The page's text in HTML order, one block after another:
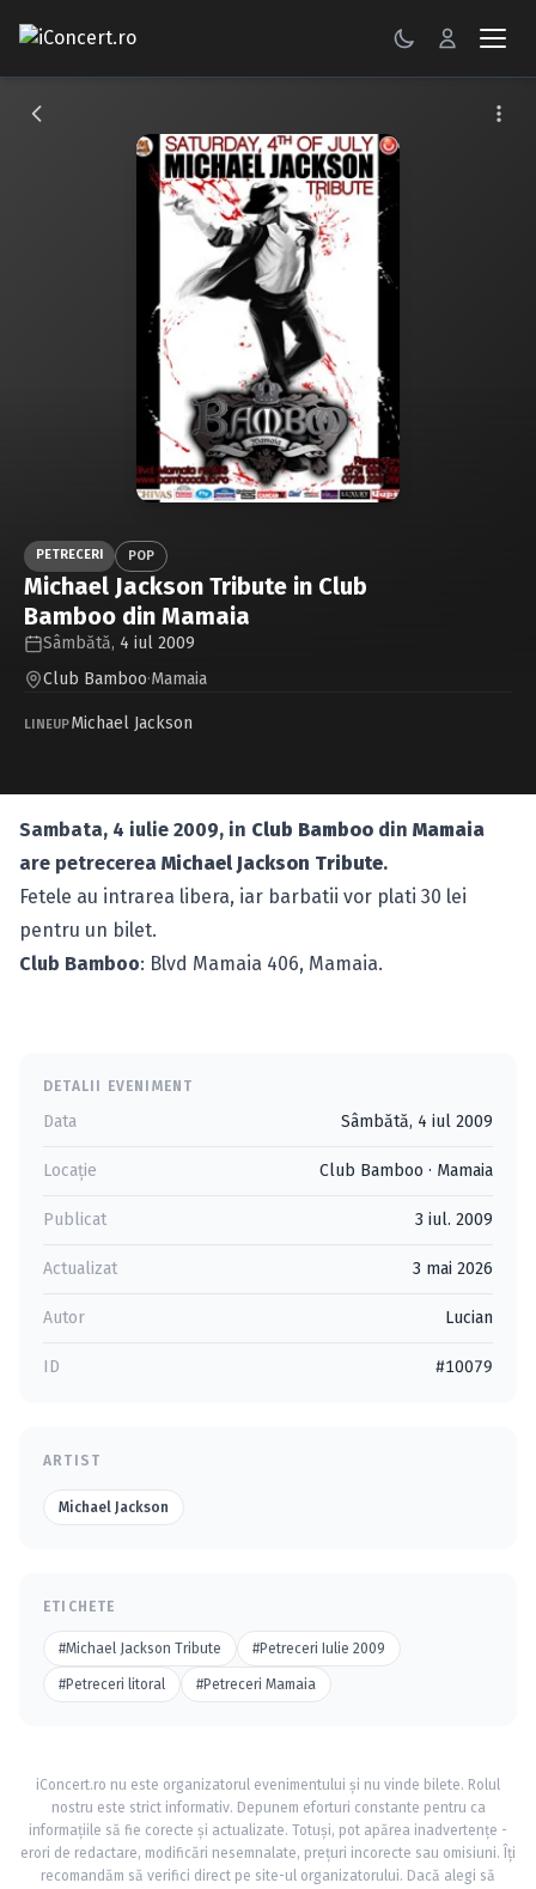
CONCERTE
Caută în site...
PETRECERI POP
Michael Jackson Tribute in Club
Bamboo din Mamaia
Sâmbătă, 4 iul 2009
Club Bamboo·Mamaia
LINEUPMichael Jackson
Sambata, 4 iulie 2009, in Club Bamboo din Mamaia
are petrecerea Michael Jackson Tribute.
Fetele au intrarea libera, iar barbatii vor plati 30 lei
pentru un bilet.
Club Bamboo: Blvd Mamaia 406, Mamaia.
DETALII EVENIMENT
Data Sâmbătă, 4 iul 2009
Locație Club Bamboo · Mamaia
Publicat 3 iul. 2009
Actualizat 3 mai 2026
Autor Lucian
ID #10079
ARTIST
Michael Jackson
ETICHETE
#Michael Jackson Tribute #Petreceri Iulie 2009
#Petreceri litoral #Petreceri Mamaia
iConcert.ro nu este organizatorul evenimentului și nu vinde bilete. Rolul
nostru este strict informativ. Depunem eforturi constante pentru ca
informațiile să fie corecte și actualizate. Totuși, pot apărea inadvertențe -
erori de redactare, modificări nesemnalate, prețuri incorecte sau omisiuni. Îți
recomandăm să verifici direct pe site-ul organizatorului. Dacă alegi să